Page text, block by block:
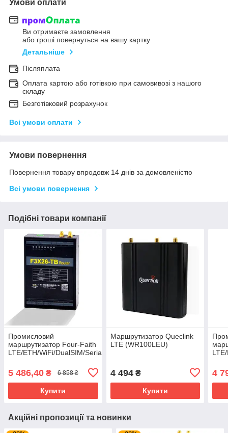
Умови оплати
Ви отримаєте замовлення
або гроші повернуться на вашу картку
Детальніше
Післяплата
Оплата картою або готівкою при самовивозі з нашого
складу
Безготівковий розрахунок
Всі умови оплати
Умови повернення
Повернення товару впродовж 14 днів за домовленістю
Всі умови повернення
Подібні товари компанії
Промисловий
маршрутизатор Four-Faith
LTE/ETH/WiFi/DualSIM/Serial
5 486,40 ₴ 6 858 ₴
Купити
Маршрутизатор Queclink
LTE (WR100LEU)
4 494₴
Купити
4
Акційні пропозиції та новинки